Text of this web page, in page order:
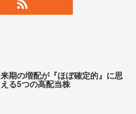
来期の増配が『ほぼ確定的』に思
える5つの高配当株